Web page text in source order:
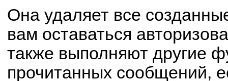
Она удаляет все
вам оставаться
также выполняют другие
прочитанных сообщений,